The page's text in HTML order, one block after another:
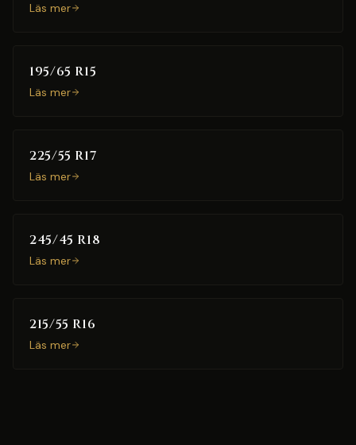
Läs mer
195/65 R15
Läs mer
225/55 R17
Läs mer
245/45 R18
Läs mer
215/55 R16
Läs mer